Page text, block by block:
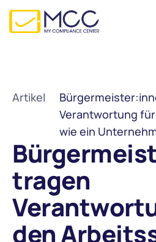
Artikel
Verantwortung
wie ein
tragen
den